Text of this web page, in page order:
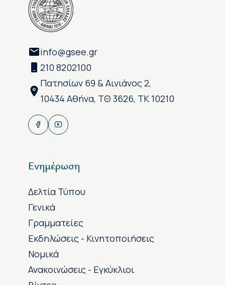
info@gsee.gr
210 8202100
Πατησίων 69 & Αινιάνος 2,
10434 Αθήνα, ΤΘ 3626, ΤΚ 10210
Ενημέρωση
Δελτία Τύπου
Γενικά
Γραμματείες
Εκδηλώσεις - Κινητοποιήσεις
Νομικά
Ανακοινώσεις - Εγκύκλιοι